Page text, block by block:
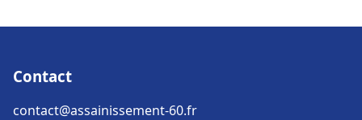
Contact
contact@assainissement-60.fr